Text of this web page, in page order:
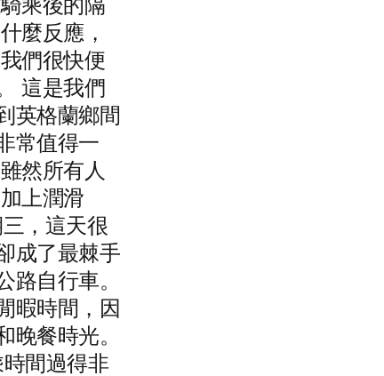
乘後的隔
麼反應，
們很快便
這是我們
英格蘭鄉間
常值得一
然所有人
上潤滑
，這天很
成了最棘手
路自行車。
暇時間，因
晚餐時光。
間過得非